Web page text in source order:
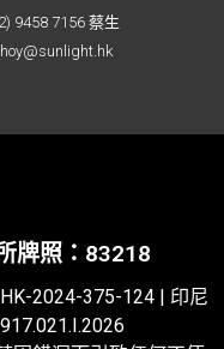
9458 7156 蔡生
牌照：83218
2024-375-124| 印尼